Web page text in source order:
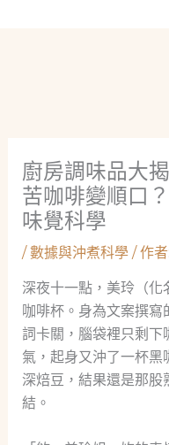
廚房調味品大
苦咖啡變順口
味覺科學
/數據與沖煮科學/ 作
深夜十一點，美玲（化
咖啡杯。身為文案撰寫
詞卡關，腦袋裡只剩下
氣，起身又沖了一杯
深焙豆，結果還是那
結。